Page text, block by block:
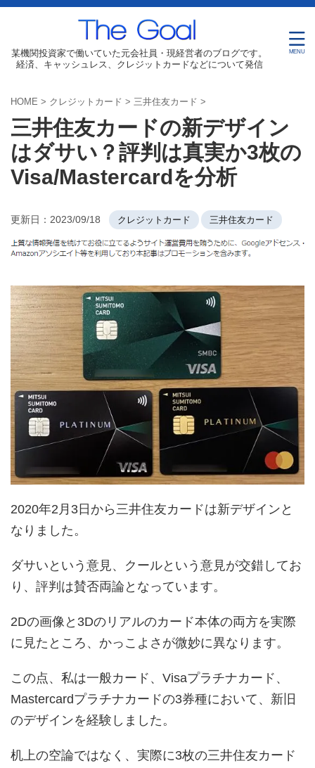
某機関投資家で働いていた元会社員・現経営者のブログです。
経済、キャッシュレス、クレジットカードなどについて発信
HOME > クレジットカード > 三井住友カード >
三井住友カードの新デザイン
はダサい？評判は真実か3枚の
Visa/Mastercardを分析
更新日： 2023/09/18 クレジットカード 三井住友カード
2020年2月3日から三井住友カードは新デザインと
なりました。
ダサいという意見、クールという意見が交錯してお
り、評判は賛否両論となっています。
2Dの画像と3Dのリアルのカード本体の両方を実際
に見たところ、かっこよさが微妙に異なります。
この点、私は一般カード、Visaプラチナカード、
Mastercardプラチナカードの3券種において、新旧
のデザインを経験しました。
机上の空論ではなく、実際に3枚の三井住友カード